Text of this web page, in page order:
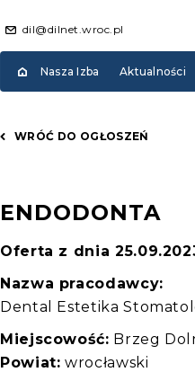
dil@dilnet.wroc.pl
Nasza Izba Aktualności
WRÓĆ DO OGŁOSZEŃ
ENDODONTA
Oferta z dnia
Nazwa pracodawcy:
Dental Estetika
Miejscowość: Brzeg
Powiat: wrocławski